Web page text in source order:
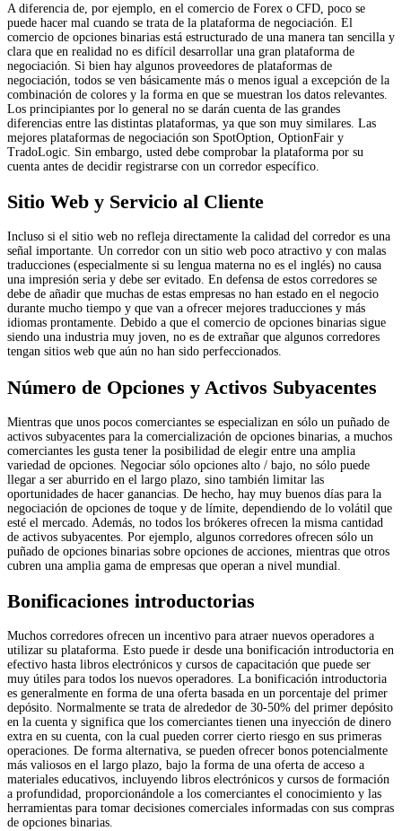
A diferencia de, por ejemplo, en el comercio de Forex o CFD, poco se
puede hacer mal cuando se trata de la plataforma de negociación. El
comercio de opciones binarias está estructurado de una manera tan sencilla y
clara que en realidad no es difícil desarrollar una gran plataforma de
negociación. Si bien hay algunos proveedores de plataformas de
negociación, todos se ven básicamente más o menos igual a excepción de la
combinación de colores y la forma en que se muestran los datos relevantes.
Los principiantes por lo general no se darán cuenta de las grandes
diferencias entre las distintas plataformas, ya que son muy similares. Las
mejores plataformas de negociación son SpotOption, OptionFair y
TradoLogic. Sin embargo, usted debe comprobar la plataforma por su
cuenta antes de decidir registrarse con un corredor específico.
Sitio Web y Servicio al Cliente
Incluso si el sitio web no refleja directamente la calidad del corredor es una
señal importante. Un corredor con un sitio web poco atractivo y con malas
traducciones (especialmente si su lengua materna no es el inglés) no causa
una impresión seria y debe ser evitado. En defensa de estos corredores se
debe de añadir que muchas de estas empresas no han estado en el negocio
durante mucho tiempo y que van a ofrecer mejores traducciones y más
idiomas prontamente. Debido a que el comercio de opciones binarias sigue
siendo una industria muy joven, no es de extrañar que algunos corredores
tengan sitios web que aún no han sido perfeccionados.
Número de Opciones y Activos Subyacentes
Mientras que unos pocos comerciantes se especializan en sólo un puñado de
activos subyacentes para la comercialización de opciones binarias, a muchos
comerciantes les gusta tener la posibilidad de elegir entre una amplia
variedad de opciones. Negociar sólo opciones alto / bajo, no sólo puede
llegar a ser aburrido en el largo plazo, sino también limitar las
oportunidades de hacer ganancias. De hecho, hay muy buenos días para la
negociación de opciones de toque y de límite, dependiendo de lo volátil que
esté el mercado. Además, no todos los brókeres ofrecen la misma cantidad
de activos subyacentes. Por ejemplo, algunos corredores ofrecen sólo un
puñado de opciones binarias sobre opciones de acciones, mientras que otros
cubren una amplia gama de empresas que operan a nivel mundial.
Bonificaciones introductorias
Muchos corredores ofrecen un incentivo para atraer nuevos operadores a
utilizar su plataforma. Esto puede ir desde una bonificación introductoria en
efectivo hasta libros electrónicos y cursos de capacitación que puede ser
muy útiles para todos los nuevos operadores. La bonificación introductoria
es generalmente en forma de una oferta basada en un porcentaje del primer
depósito. Normalmente se trata de alrededor de 30-50% del primer depósito
en la cuenta y significa que los comerciantes tienen una inyección de dinero
extra en su cuenta, con la cual pueden correr cierto riesgo en sus primeras
operaciones. De forma alternativa, se pueden ofrecer bonos potencialmente
más valiosos en el largo plazo, bajo la forma de una oferta de acceso a
materiales educativos, incluyendo libros electrónicos y cursos de formación
a profundidad, proporcionándole a los comerciantes el conocimiento y las
herramientas para tomar decisiones comerciales informadas con sus compras
de opciones binarias.